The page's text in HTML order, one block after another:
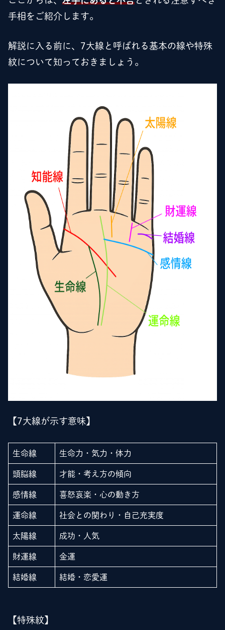
手相をご紹介します。
解説に入る前に、7大線と呼ばれる基本の線や特殊
紋について知っておきましょう。
【7大線が示す意味】
生命線 生命力・気力・体力
頭脳線 才能・考え方の傾向
感情線 喜怒哀楽・心の動き方
運命線 社会との関わり・自己充実度
太陽線 成功・人気
財運線 金運
結婚線 結婚・恋愛運
【特殊紋】